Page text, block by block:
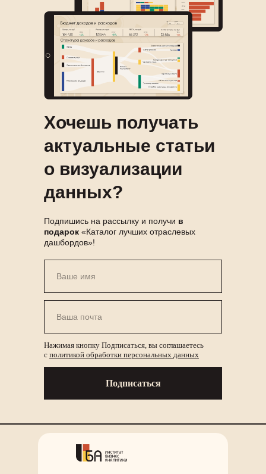
Подпишись на рассылку и получи в
подарок «Каталог лучших отраслевых
дашбордов»!
Хочешь получать
актуальные статьи
о визуализации
данных?
Нажимая кнопку Подписаться, вы соглашаетесь
с политикой обработки персональных данных
Подписаться